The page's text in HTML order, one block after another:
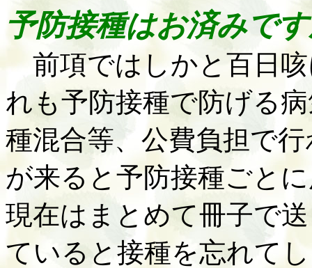
予防接種はお済みで
前項ではしかと百日咳
れも予防接種で防げる
種混合等、公費負担で
が来ると予防接種ごと
現在はまとめて冊子で
ていると接種を忘れて